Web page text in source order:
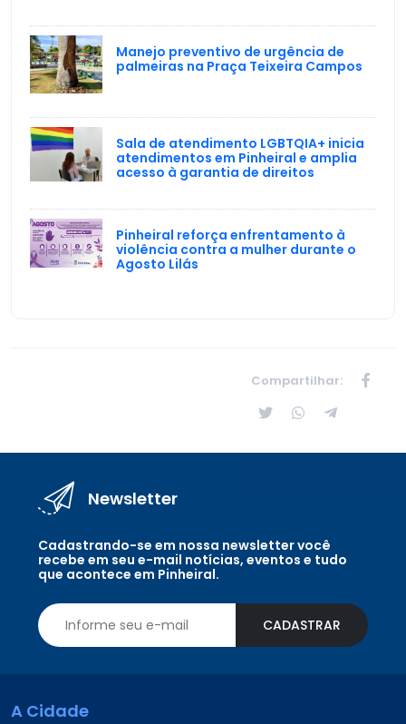
Manejo preventivo de urgência de
palmeiras na Praça Teixeira Campos
Sala de atendimento LGBTQIA+ inicia
atendimentos em Pinheiral e amplia
acesso à garantia de direitos
Pinheiral reforça enfrentamento à
violência contra a mulher durante o
Agosto Lilás
Compartilhar:
Newsletter
Cadastrando-se em nossa newsletter você
recebe em seu e-mail notícias, eventos e tudo
que acontece em Pinheiral.
CADASTRAR
A Cidade